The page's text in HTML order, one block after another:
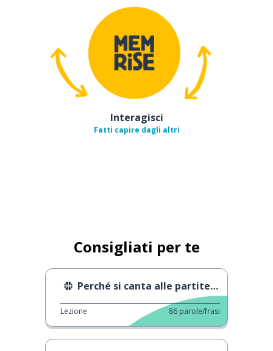
Interagisci
Fatti capire dagli altri
Consigliati per te
Perché si canta alle partite di calcio
Lezione 86 parole/frasi